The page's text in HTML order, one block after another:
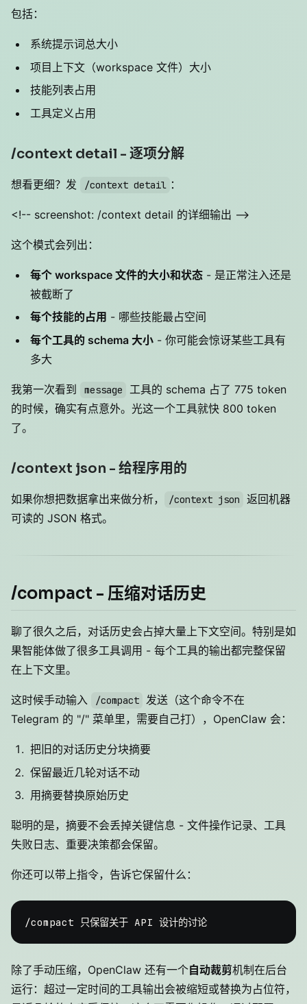
包括：
系统提示词总大小
项目上下文（workspace 文件）大小
技能列表占用
工具定义占用
/context detail - 逐项分解
想看更细？发 /context detail ：
<!-- screenshot: /context detail 的详细输出 -->
这个模式会列出：
每个 workspace 文件的大小和状态 - 是正常注入还是
被截断了
每个技能的占用 - 哪些技能最占空间
每个工具的 schema 大小 - 你可能会惊讶某些工具有
多大
我第一次看到 message
工具的 schema 占了 775 token
的时候，确实有点意外。光这一个工具就快 800 token
了。
/context json - 给程序用的
如果你想把数据拿出来做分析， /context json
返回机器
可读的 JSON 格式。
/compact - 压缩对话历史
聊了很久之后，对话历史会占掉大量上下文空间。特别是如
果智能体做了很多工具调用 - 每个工具的输出都完整保留
在上下文里。
这时候手动输入 /compact
发送（这个命令不在
Telegram 的 "/" 菜单里，需要自己打），OpenClaw 会：
把旧的对话历史分块摘要
保留最近几轮对话不动
用摘要替换原始历史
聪明的是，摘要不会丢掉关键信息 - 文件操作记录、工具
失败日志、重要决策都会保留。
你还可以带上指令，告诉它保留什么：
除了手动压缩，OpenClaw 还有一个自动裁剪机制在后台
运行：超过一定时间的工具输出会被缩短或替换为占位符，